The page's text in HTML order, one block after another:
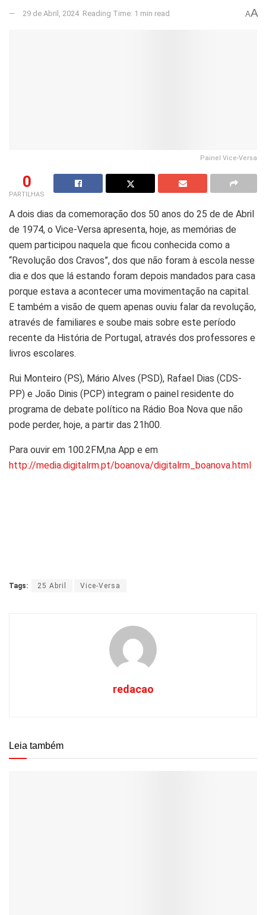
29 de Abril, 2024 Reading Time: 1 min read AA
Painel Vice-Versa
0
PARTILHAS
A dois dias da comemoração dos 50 anos do 25 de de Abril
de 1974, o Vice-Versa apresenta, hoje, as memórias de
quem participou naquela que ficou conhecida como a
“Revolução dos Cravos”, dos que não foram à escola nesse
dia e dos que lá estando foram depois mandados para casa
porque estava a acontecer uma movimentação na capital.
E também a visão de quem apenas ouviu falar da revolução,
através de familiares e soube mais sobre este período
recente da História de Portugal, através dos professores e
livros escolares.
Rui Monteiro (PS), Mário Alves (PSD), Rafael Dias (CDS-
PP) e João Dinis (PCP) integram o painel residente do
programa de debate político na Rádio Boa Nova que não
pode perder, hoje, a partir das 21h00.
Para ouvir em 100.2FM,na App e em
http://media.digitalrm.pt/boanova/digitalrm_boanova.html
Tags: 25 Abril Vice-Versa
redacao
Leia também